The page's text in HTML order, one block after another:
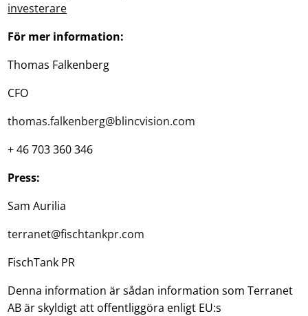
investerare
För mer information:
Thomas Falkenberg
CFO
thomas.falkenberg@blincvision.com
+ 46 703 360 346
Press:
Sam Aurilia
terranet@fischtankpr.com
FischTank PR
Denna information är sådan information som Terranet
AB är skyldigt att offentliggöra enligt EU:s